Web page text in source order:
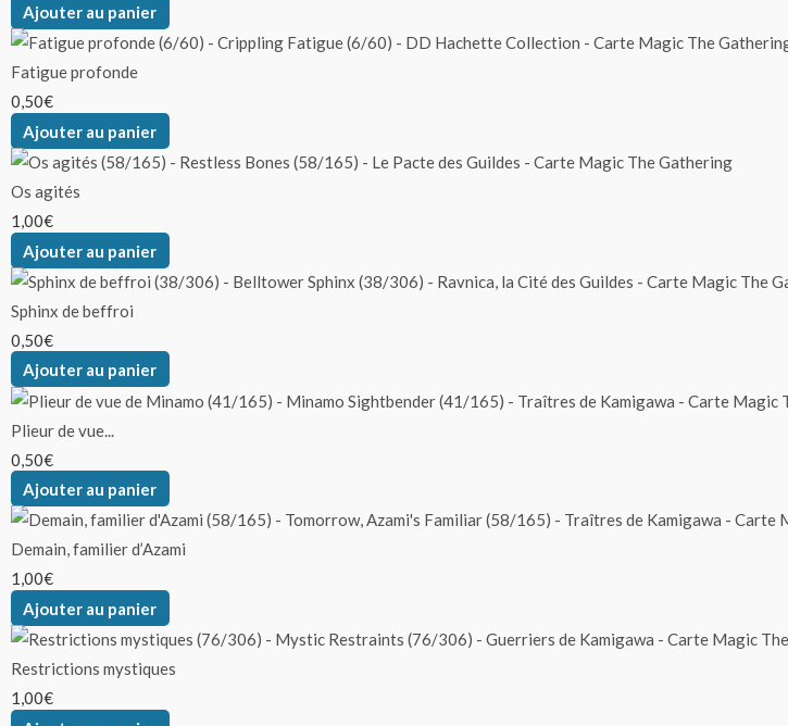
Ajouter au panier
Fatigue profonde
0,50€
Ajouter au panier
Os agités
1,00€
Ajouter au panier
Sphinx de beffroi
0,50€
Ajouter au panier
Plieur de vue...
0,50€
Ajouter au panier
Demain, familier d’Azami
1,00€
Ajouter au panier
Restrictions mystiques
1,00€